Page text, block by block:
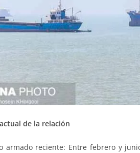
de la relación
armado reciente: Entre febrero y